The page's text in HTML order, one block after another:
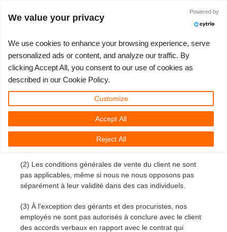
SUPPORT TICKET
Show Tickets
MON REBUS
ControlCenter
Unlimited Render
Support Ticket
Historique Payment
3D ARTIST OF THE YEAR
2023
2021
COMPÉTITIONS
Creative 3D Lab. Challenge
Memories Challenge
Summer Vibes 3D Challenge
COMMUNAUTÉ
Blog
RebusArt
Making-ofs
3D Artist of the Year
TUTORIELS
Installation et ControlCenter
Soumettre un projet 3ds Max
Soumettre un projet Maya
Soumettre un projet Cinema 4D
Soumettre un projet Blender
SUPPORT
Tutoriels
Questions Fréquentes
Contacter le support
TARIFS
Prix et remises
Location de serveurs
LOGICIELS 3D
3ds Max
Maya
Blender
ALLONS-Y
Démarrage rapide
TeamManager
Connexion
Conditions générales de
vente RebusFarm GmbH
1. Validité
(1) Nos livraisons, services et offres sont exclusivement
basés sur ces conditions générales de vente.
(2) Les conditions générales de vente du client ne sont
pas applicables, même si nous ne nous opposons pas
séparément à leur validité dans des cas individuels.
(3) À l'exception des gérants et des procuristes, nos
employés ne sont pas autorisés à conclure avec le client
des accords verbaux en rapport avec le contrat qui
We value your privacy
Powered by
We use cookies to enhance your browsing experience, serve
personalized ads or content, and analyze our traffic. By
clicking Accept All, you consent to our use of cookies as
described in our Cookie Policy.
Customize
Reject All
Accept All